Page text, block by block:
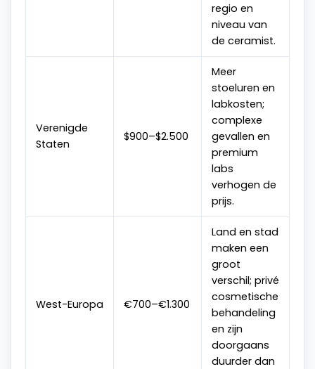
regio en
niveau van
de ceramist.
Verenigde
Staten
$900–$2.500
Meer
stoeluren en
labkosten;
complexe
gevallen en
premium
labs
verhogen de
prijs.
West-Europa €700–€1.300
Land en stad
maken een
groot
verschil; privé
cosmetische
behandeling
en zijn
doorgaans
duurder dan